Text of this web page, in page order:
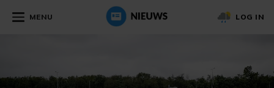
MENU LOG IN